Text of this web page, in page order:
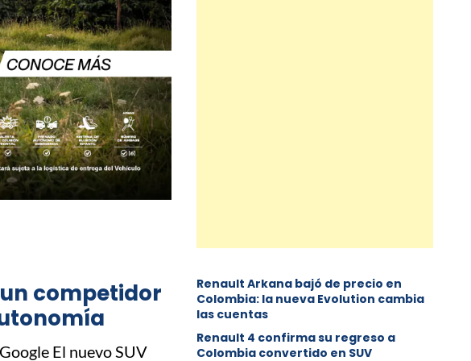
un competidor
El nuevo SUV
Renault Arkana bajó de precio en
Colombia: la nueva Evolution cambia
las cuentas
Renault 4 confirma su regreso a
Colombia convertido en SUV